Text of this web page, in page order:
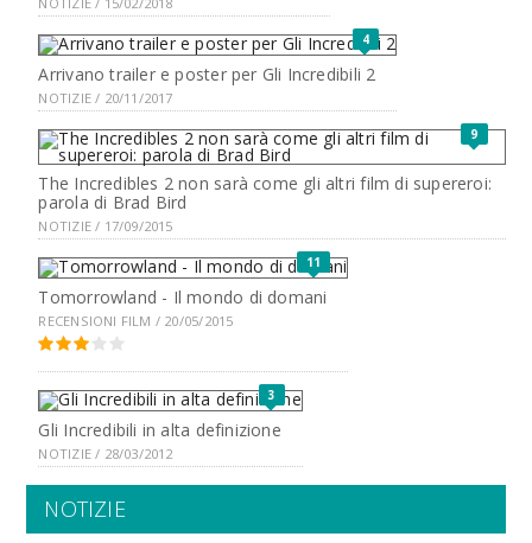
4
Arrivano trailer e poster per Gli Incredibili 2
NOTIZIE / 20/11/2017
9
The Incredibles 2 non sarà come gli altri film di supereroi:
parola di Brad Bird
NOTIZIE / 17/09/2015
11
Tomorrowland - Il mondo di domani
RECENSIONI FILM / 20/05/2015
3
Gli Incredibili in alta definizione
NOTIZIE / 28/03/2012
NOTIZIE